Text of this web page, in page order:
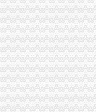
渝中区办执照
在杭州开饮食店要什么证-家居
重庆工商登记制度象：申办者
成都女子做祛斑手术一周后发
渝中区代办营业执照
拆迁安置问题_重庆市公开信箱
新闻动态-重庆慢牛工商咨询有
公司注册
渝中区工商代办
刊登热线：（报社）24小时
重庆慢牛工商咨询有限公司_产